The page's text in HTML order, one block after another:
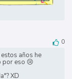
0
años he
por eso 😢
XD